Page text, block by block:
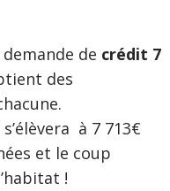
demande de crédit 7
des
à 7 713€
et le coup
!